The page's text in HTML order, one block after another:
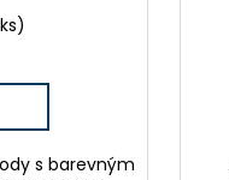
s barevným